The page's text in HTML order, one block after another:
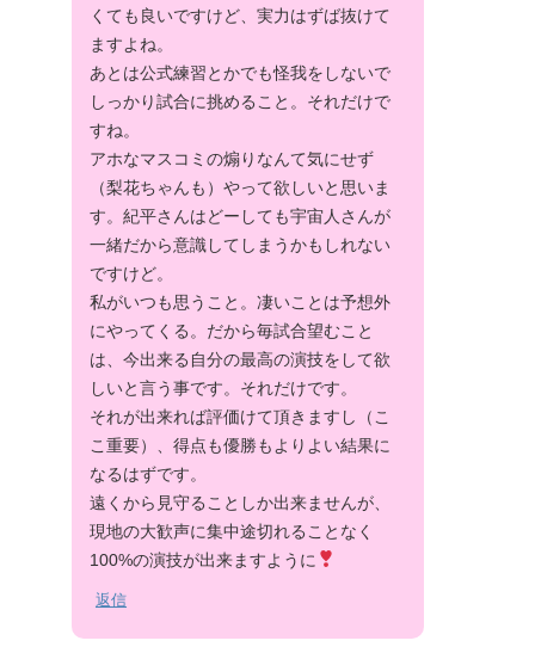
くても良いですけど、実力はずば抜けて
ますよね。
あとは公式練習とかでも怪我をしないで
しっかり試合に挑めること。それだけで
すね。
アホなマスコミの煽りなんて気にせず
（梨花ちゃんも）やって欲しいと思いま
す。紀平さんはどーしても宇宙人さんが
一緒だから意識してしまうかもしれない
ですけど。
私がいつも思うこと。凄いことは予想外
にやってくる。だから毎試合望むこと
は、今出来る自分の最高の演技をして欲
しいと言う事です。それだけです。
それが出来れば評価けて頂きますし（こ
こ重要）、得点も優勝もよりよい結果に
なるはずです。
遠くから見守ることしか出来ませんが、
現地の大歓声に集中途切れることなく
100%の演技が出来ますように
返信